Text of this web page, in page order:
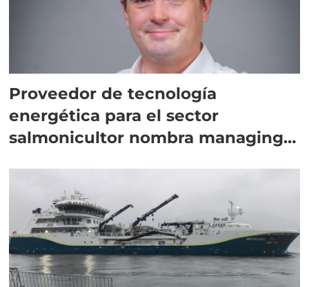
Proveedor de tecnología
energética para el sector
salmonicultor nombra managing